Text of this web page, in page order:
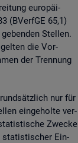
eu­ro­päi­
(BVerf­GE 65,1)
Stel­len.
gel­ten die Vor­
der Tren­nung
nur für
ein­ge­hol­te ver­
Zwe­cke
sta­tis­ti­scher Ein­